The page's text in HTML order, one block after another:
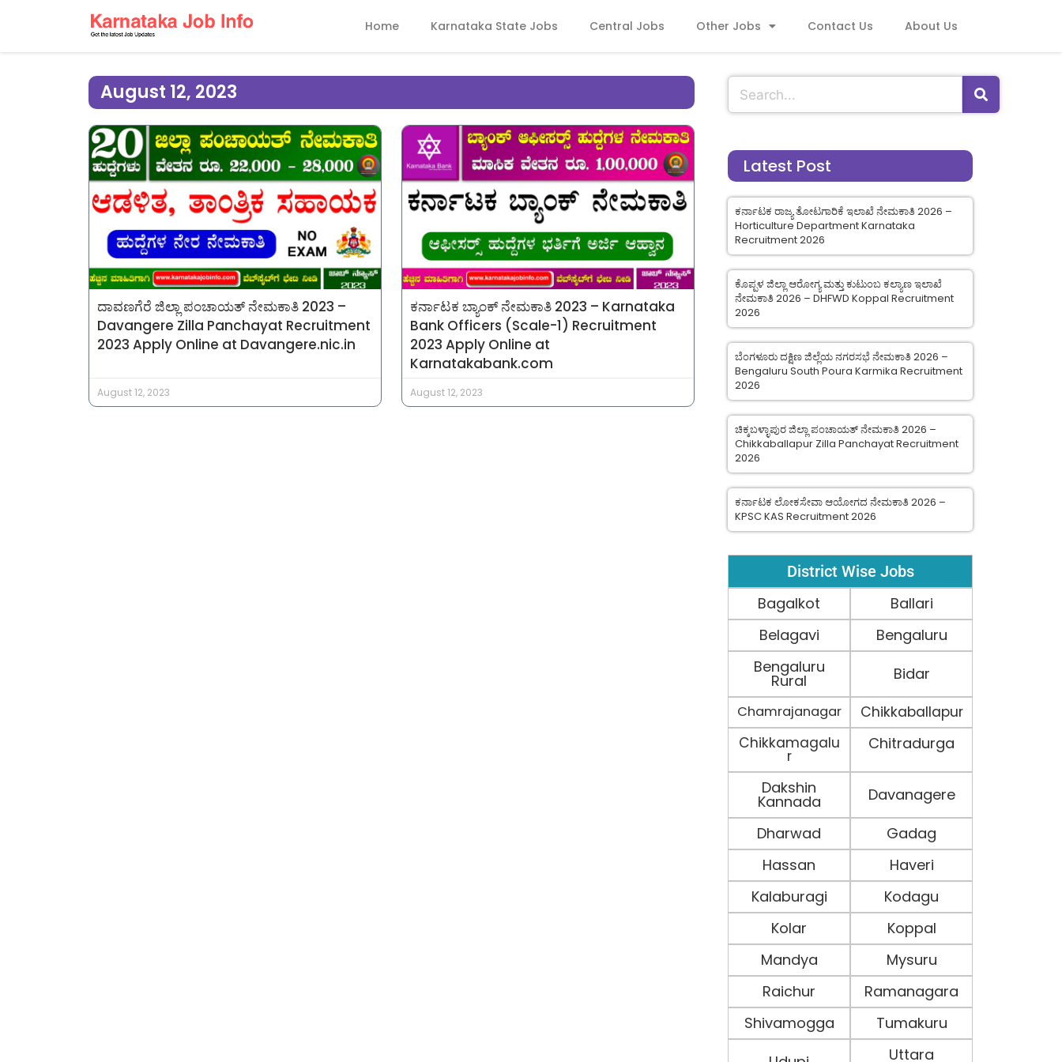
Home Karnataka State Jobs Central Jobs Other Jobs Contact Us About Us
August 12, 2023
ದಾವಣಗೆರೆ ಜಿಲ್ಲಾ ಪಂಚಾಯತ್ ನೇಮಕಾತಿ 2023 –
Davangere Zilla Panchayat Recruitment
2023 Apply Online at Davangere.nic.in
August 12, 2023
ಕರ್ನಾಟಕ ಬ್ಯಾಂಕ್ ನೇಮಕಾತಿ 2023 – Karnataka
Bank Officers (Scale-1) Recruitment
2023 Apply Online at
Karnatakabank.com
August 12, 2023
Latest Post
ಕರ್ನಾಟಕ ರಾಜ್ಯ ತೋಟಗಾರಿಕೆ ಇಲಾಖೆ ನೇಮಕಾತಿ 2026 –
Horticulture Department Karnataka
Recruitment 2026
ಕೊಪ್ಪಳ ಜಿಲ್ಲಾ ಆರೋಗ್ಯ ಮತ್ತು ಕುಟುಂಬ ಕಲ್ಯಾಣ ಇಲಾಖೆ
ನೇಮಕಾತಿ 2026 – DHFWD Koppal Recruitment
2026
ಬೆಂಗಳೂರು ದಕ್ಷಿಣ ಜಿಲ್ಲೆಯ ನಗರಸಭೆ ನೇಮಕಾತಿ 2026 –
Bengaluru South Poura Karmika Recruitment
2026
ಚಿಕ್ಕಬಳ್ಳಾಪುರ ಜಿಲ್ಲಾ ಪಂಚಾಯತ್ ನೇಮಕಾತಿ 2026 –
Chikkaballapur Zilla Panchayat Recruitment
2026
ಕರ್ನಾಟಕ ಲೋಕಸೇವಾ ಆಯೋಗದ ನೇಮಕಾತಿ 2026 –
KPSC KAS Recruitment 2026
District Wise Jobs
Bagalkot
Ballari
Belagavi
Bengaluru
Bengaluru
Rural Bidar
Chamrajanagar
Chikkaballapur
Chikkamagalu
r
Chitradurga
Dakshin
Kannada
Davanagere
Dharwad
Gadag
Hassan
Haveri
Kalaburagi
Kodagu
Kolar
Koppal
Mandya
Mysuru
Raichur
Ramanagara
Shivamogga
Tumakuru
Uttara